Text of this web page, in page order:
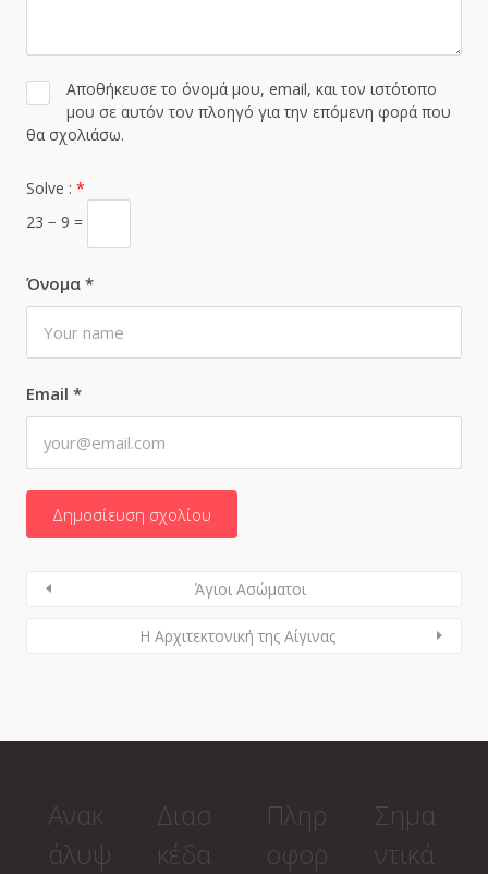
Όνομα *
Email *
Αποθήκευσε το όνομά μου, email, και τον ιστότοπο
μου σε αυτόν τον πλοηγό για την επόμενη φορά που
θα σχολιάσω.
Solve : *
23 − 9 =
Άγιοι Ασώματοι
Η Αρχιτεκτονική της Αίγινας
Ανακ
άλυψ
Διασ
κέδα
Πληρ
οφορ
Σημα
ντικά